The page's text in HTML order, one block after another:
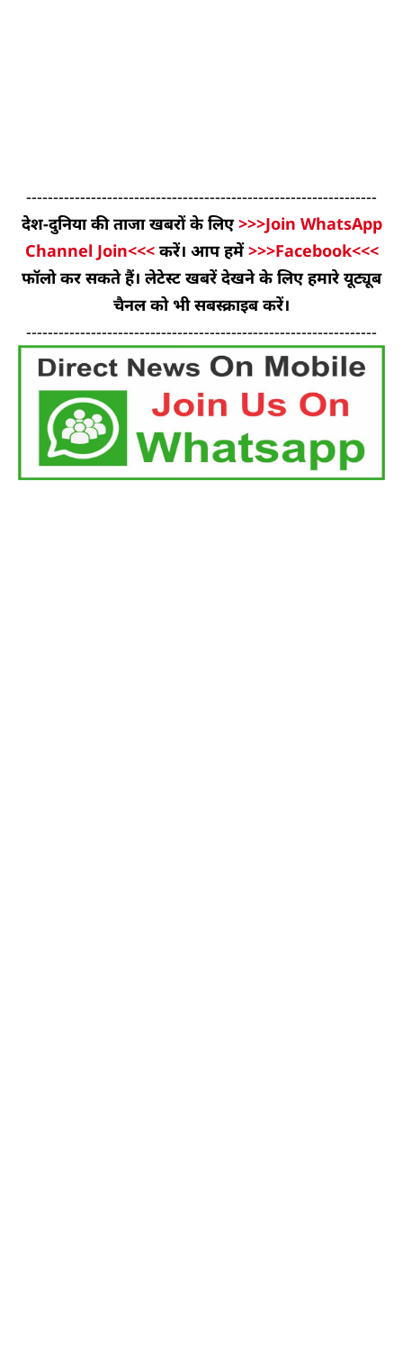
-----------------------------------------------------------------
देश-दुनिया की ताजा खबरों के लिए>>>Join WhatsApp
Channel Join<<< करें। आप हमें>>>Facebook<<<
फॉलो कर सकते हैं। लेटेस्ट खबरें देखने के लिए हमारे यूट्यूब
चैनल को भी सबस्क्राइब करें।
-----------------------------------------------------------------